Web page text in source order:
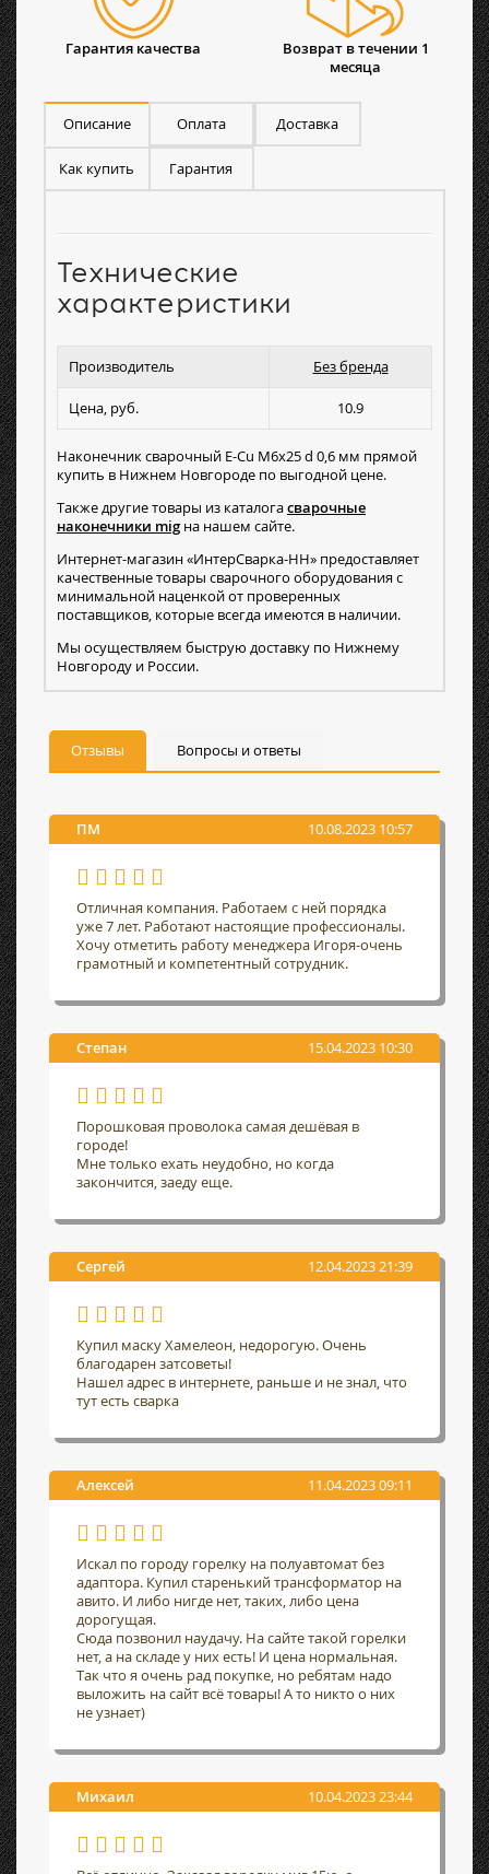
Гарантия качества
Возврат в течении 1
месяца
Описание Оплата Доставка
Как купить Гарантия
Технические
характеристики
Производитель Без бренда
Цена, руб. 10.9
Наконечник сварочный E-Cu М6х25 d 0,6 мм прямой
купить в Нижнем Новгороде по выгодной цене.
Также другие товары из каталогасварочные
наконечники mig на нашем сайте.
Интернет-магазин «ИнтерСварка-НН» предоставляет
качественные товары сварочного оборудования с
минимальной наценкой от проверенных
поставщиков, которые всегда имеются в наличии.
Мы осуществляем быструю доставку по Нижнему
Новгороду и России.
Отзывы Вопросы и ответы
ПМ 10.08.2023 10:57
Отличная компания. Работаем с ней порядка
уже 7 лет. Работают настоящие профессионалы.
Хочу отметить работу менеджера Игоря-очень
грамотный и компетентный сотрудник.
Степан 15.04.2023 10:30
Порошковая проволока самая дешёвая в
городе!
Мне только ехать неудобно, но когда
закончится, заеду еще.
Сергей 12.04.2023 21:39
Купил маску Хамелеон, недорогую. Очень
благодарен затсоветы!
Нашел адрес в интернете, раньше и не знал, что
тут есть сварка
Алексей 11.04.2023 09:11
Искал по городу горелку на полуавтомат без
адаптора. Купил старенький трансформатор на
авито. И либо нигде нет, таких, либо цена
дорогущая.
Сюда позвонил наудачу. На сайте такой горелки
нет, а на складе у них есть! И цена нормальная.
Так что я очень рад покупке, но ребятам надо
выложить на сайт всё товары! А то никто о них
не узнает)
Михаил 10.04.2023 23:44